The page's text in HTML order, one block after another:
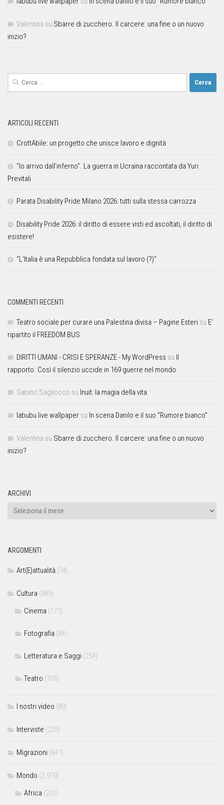
Valentina su Sbarre di zucchero. Il carcere: una fine o un nuovo
inizio?
ARTICOLI RECENTI
CrottAbile: un progetto che unisce lavoro e dignità
“Io arrivo dall’inferno”. La guerra in Ucraina raccontata da Yuri
Previtali
Parata Disability Pride Milano 2026: tutti sulla stessa carrozza
Disability Pride 2026: il diritto di essere visti ed ascoltati, il diritto di
esistere!
“L’Italia è una Repubblica fondata sul lavoro (?)”
COMMENTI RECENTI
Teatro sociale per curare una Palestina divisa – Pagine Esteri su E’
ripartito il FREEDOM BUS
DIRITTI UMANI - CRISI E SPERANZE - My WordPress su Il
rapporto. Così il silenzio uccide in 169 guerre nel mondo
Sabino Sagliocco su Inuit: la magia della vita
labubu live wallpaper su In scena Danilo e il suo “Rumore bianco”
Valentina su Sbarre di zucchero. Il carcere: una fine o un nuovo
inizio?
ARCHIVI
ARGOMENTI
Art(E)attualità (74)
Cultura (885)
Cinema (177)
Fotografia (84)
Letteratura e Saggi (254)
Teatro (105)
I nostri video (89)
Interviste (235)
Migrazioni (641)
Mondo (2.970)
Africa (201)